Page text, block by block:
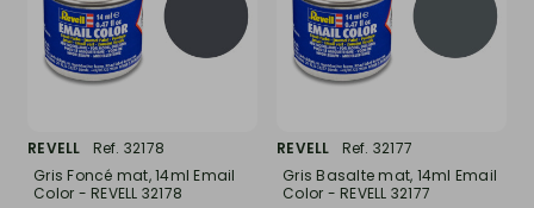
REVELL
Ref. 32178
Gris Foncé mat, 14ml Email
Color - REVELL 32178
REVELL
Ref. 32177
Gris Basalte mat, 14ml Email
Color - REVELL 32177